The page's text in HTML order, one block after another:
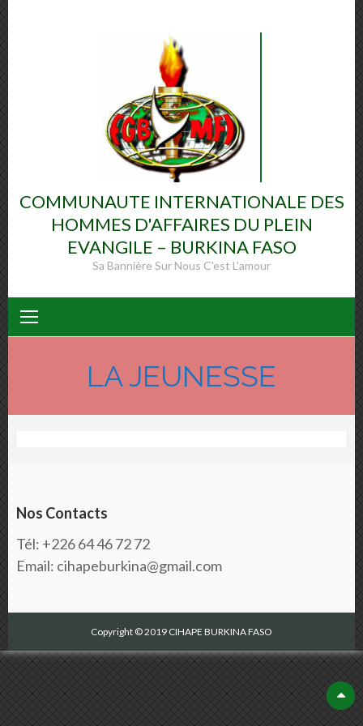
COMMUNAUTE INTERNATIONALE DES
HOMMES D'AFFAIRES DU PLEIN
EVANGILE – BURKINA FASO
Sa Bannière Sur Nous C'est L'amour
LA JEUNESSE
Nos Contacts
Tél: +226 64 46 72 72
Email: cihapeburkina@gmail.com
Copyright © 2019 CIHAPE BURKINA FASO